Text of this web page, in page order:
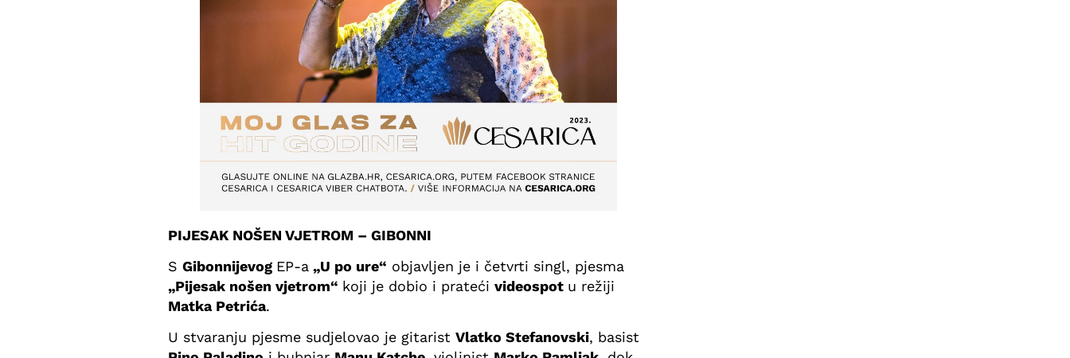
PIJESAK NOŠEN VJETROM – GIBONNI
S Gibonnijevog EP-a „U po ure“ objavljen je i četvrti singl, pjesma
„Pijesak nošen vjetrom“ koji je dobio i prateći videospot u režiji
Matka Petrića.
U stvaranju pjesme sudjelovao je gitarist Vlatko Stefanovski, basist